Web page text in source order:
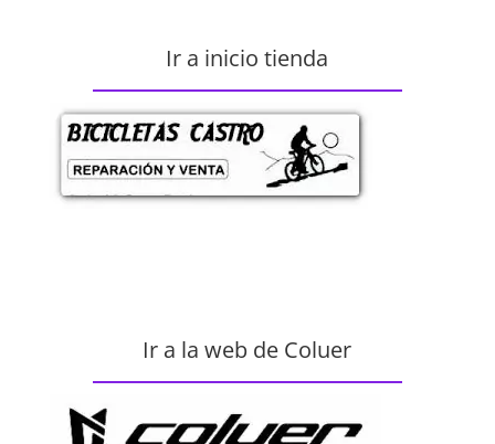
Ir a inicio tienda
Ir a la web de Coluer